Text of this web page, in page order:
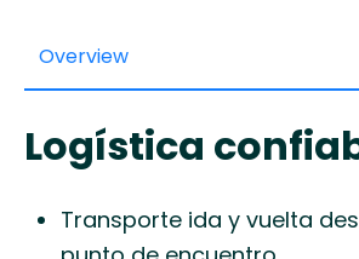
Overview
Logística
Transporte ida y vuelta